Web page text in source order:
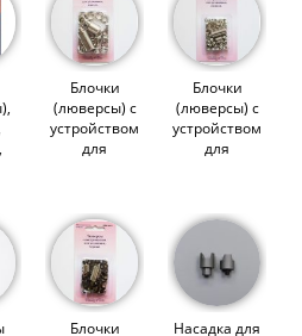
Блочки
(люверсы) с
устройством
для
шт.),
HobbyPro,
арт. 530710
Блочки
(люверсы) с
устройством
для
шт.),
HobbyPro,
арт. 530410
Блочки Насадка для